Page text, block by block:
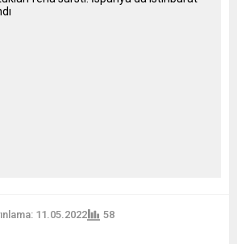
11.05.2022 58